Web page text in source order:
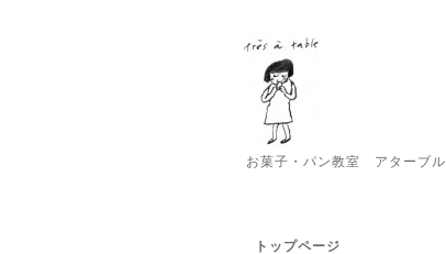
お菓子・パン教室 アターブル
トップページ